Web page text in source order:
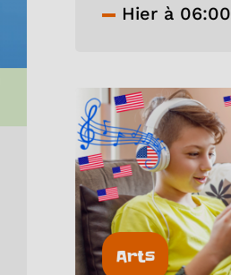
Hier à 06:00
Arts